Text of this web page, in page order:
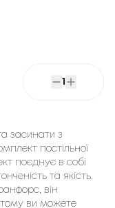
1
засинати з
постільної
поєднує в собі
та якість.
він
тому ви можете